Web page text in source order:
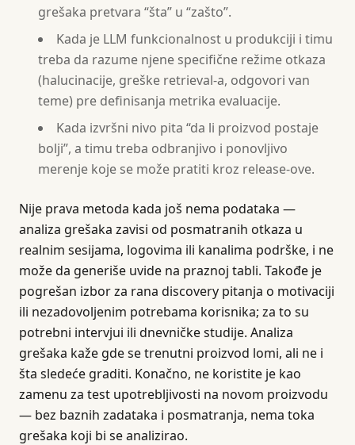
grešaka pretvara “šta” u “zašto”.
Kada je LLM funkcionalnost u produkciji i timu
treba da razume njene specifične režime otkaza
(halucinacije, greške retrieval-a, odgovori van
teme) pre definisanja metrika evaluacije.
Kada izvršni nivo pita “da li proizvod postaje
bolji”, a timu treba odbranjivo i ponovljivo
merenje koje se može pratiti kroz release-ove.
Nije prava metoda kada još nema podataka —
analiza grešaka zavisi od posmatranih otkaza u
realnim sesijama, logovima ili kanalima podrške, i ne
može da generiše uvide na praznoj tabli. Takođe je
pogrešan izbor za rana discovery pitanja o motivaciji
ili nezadovoljenim potrebama korisnika; za to su
potrebni intervjui ili dnevničke studije. Analiza
grešaka kaže gde se trenutni proizvod lomi, ali ne i
šta sledeće graditi. Konačno, ne koristite je kao
zamenu za test upotrebljivosti na novom proizvodu
— bez baznih zadataka i posmatranja, nema toka
grešaka koji bi se analizirao.